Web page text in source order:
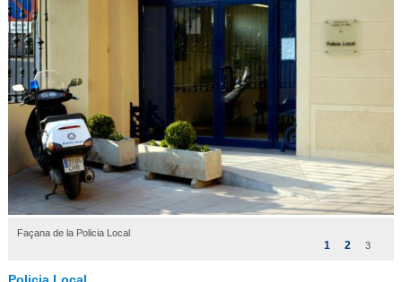
Façana de la Policia Local
1 2 3
Policia Local